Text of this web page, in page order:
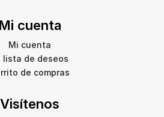
Mi cuenta
Mi cuenta
lista de deseos
de compras
Visítenos